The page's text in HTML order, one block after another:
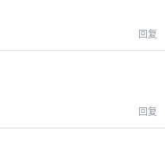
回复
回复